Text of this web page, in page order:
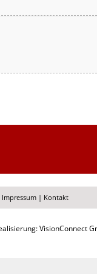
Impressum| Kontakt
VisionConnect